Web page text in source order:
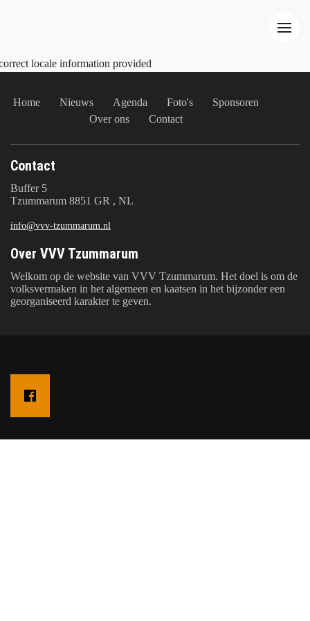
locale information provided
Home Nieuws Agenda Foto's
Sponsoren
Over ons
Contact
Contact
Buffer 5
Tzummarum 8851 GR , NL
info@vvv-tzummarum.nl
Over VVV Tzummarum
Welkom op de website van VVV Tzummarum. Het doel is om de
volksvermaken in het algemeen en kaatsen in het bijzonder een
georganiseerd karakter te geven.